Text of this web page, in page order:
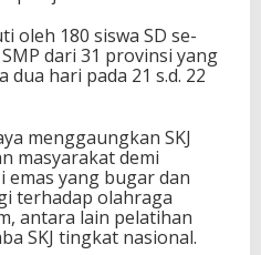
n
a
t
l
a
a
r
oleh 180 siswa SD se-
dari 31 provinsi yang
hari pada 21 s.d. 22
menggaungkan SKJ
masyarakat demi
emas yang bugar dan
terhadap olahraga
antara lain pelatihan
SKJ tingkat nasional.